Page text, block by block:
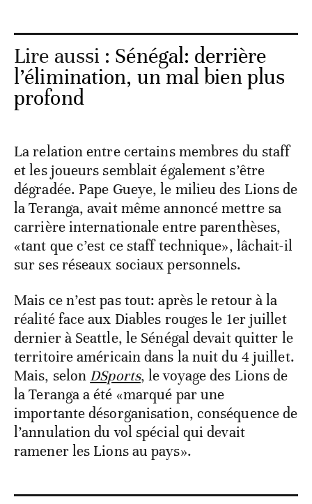
Lire aussi : Sénégal: derrière
l’élimination, un mal bien plus
profond
La relation entre certains membres du staff
et les joueurs semblait également s’être
dégradée. Pape Gueye, le milieu des Lions de
la Teranga, avait même annoncé mettre sa
carrière internationale entre parenthèses,
«tant que c’est ce staff technique», lâchait-il
sur ses réseaux sociaux personnels.
Mais ce n’est pas tout: après le retour à la
réalité face aux Diables rouges le 1er juillet
dernier à Seattle, le Sénégal devait quitter le
territoire américain dans la nuit du 4 juillet.
Mais, selon DSports, le voyage des Lions de
la Teranga a été «marqué par une
importante désorganisation, conséquence de
l’annulation du vol spécial qui devait
ramener les Lions au pays».